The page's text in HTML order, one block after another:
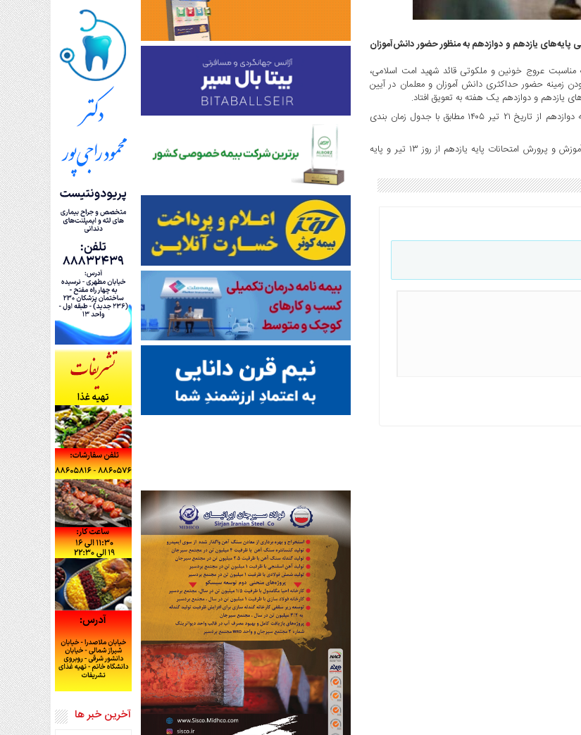
یازدهم و دوازدهم به منظور حضور دانش‌آموزان
عروج خونین و ملکوتی قائد شهید امت اسلامی،
زمینه حضور حداکثری دانش آموزان و معلمان در آیین
یازدهم و دوازدهم یک هفته به تعویق افتاد.
وی افزود: بر این اساس، امتحانات پایه‌های یازدهم از تاریخ ۲۰ تیر و امتحانات پایه دوازدهم از تاریخ ۲۱ تیر ۱۴۰۵ مطابق با جدول زمان بندی
بنابراین گزارش، پیش از این قرار بود که طبق جدول زمان بندی اعلام شده از سوی آموزش و پرورش امتحانات پایه‌ یازدهم از روز ۱۳ تیر و پایه‌
آخرین خبر ها